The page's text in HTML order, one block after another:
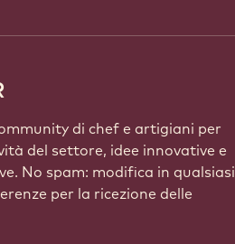
di chef e artigiani per
del settore, idee innovative e
No spam: modifica in qualsiasi
per la ricezione delle